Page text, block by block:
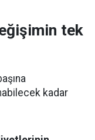
tek
kadar